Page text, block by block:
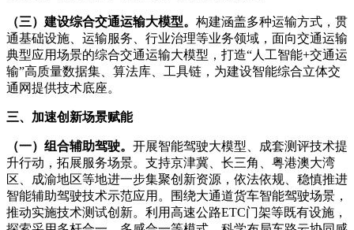
（三）建设综合交通运输大模型。 构建涵盖多种运输方式，贯
通基础设施、运输服务、行业治理等业务领域，面向交通运输
典型应用场景的综合交通运输大模型，打造“人工智能+交通运
输”高质量数据集、算法库、工具链，为建设智能综合立体交
通网提供技术底座。
三、加速创新场景赋能
（一）组合辅助驾驶。 开展智能驾驶大模型、成套测评技术提
升行动，拓展服务场景。支持京津冀、长三角、粤港澳大湾
区、成渝地区等地进一步集聚创新资源，依法依规、稳慎推进
智能辅助驾驶技术示范应用。围绕大通道货车智能驾驶场景，
推动实施技术测试创新。利用高速公路ETC门架等既有设施，